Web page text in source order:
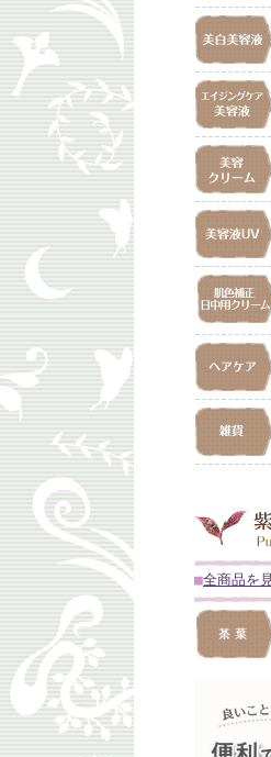
■全商品を